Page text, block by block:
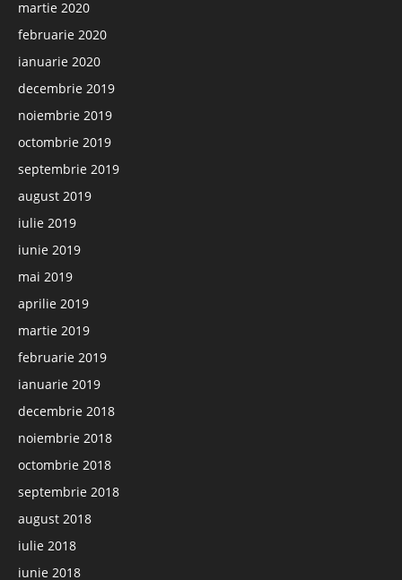
martie 2020
februarie 2020
ianuarie 2020
decembrie 2019
noiembrie 2019
octombrie 2019
septembrie 2019
august 2019
iulie 2019
iunie 2019
mai 2019
aprilie 2019
martie 2019
februarie 2019
ianuarie 2019
decembrie 2018
noiembrie 2018
octombrie 2018
septembrie 2018
august 2018
iulie 2018
iunie 2018